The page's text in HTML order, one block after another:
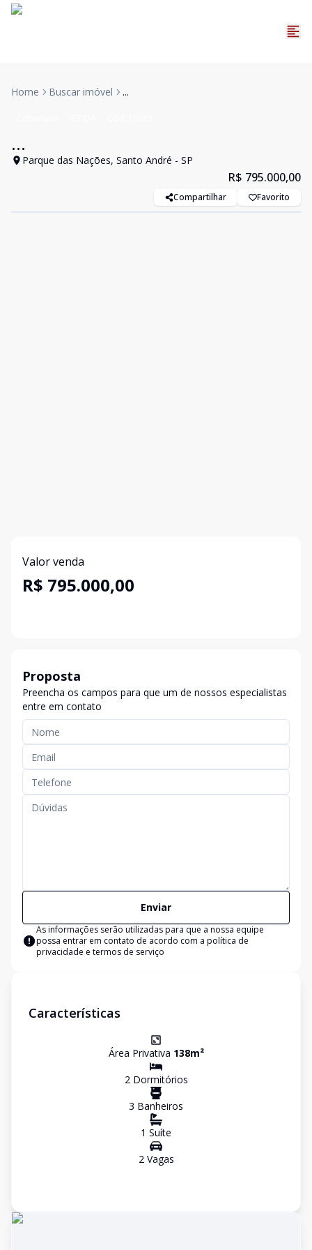
Home Buscar imóvel ...
...
Parque das Nações, Santo André - SP
R$ 795.000,00
Compartilhar Favorito
Valor venda
R$ 795.000,00
Proposta
Preencha os campos para que um de nossos especialistas
entre em contato
Enviar
As informações serão utilizadas para que a nossa equipe
possa entrar em contato de acordo com a política de
privacidade e termos de serviço
Características
Área Privativa 138m²
2Dormitórios
3 Banheiros
1 Suíte
2Vagas